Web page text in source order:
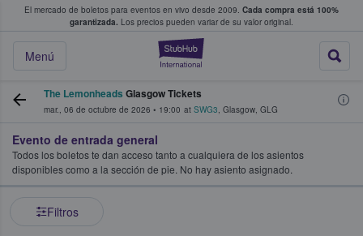
El mercado de boletos para eventos en vivo desde 2009. Cada compra está 100%
garantizada. Los precios pueden variar de su valor original.
StubHub: donde
Menú
fans compran y venden boletos
The Lemonheads Glasgow Tickets
mar., 06 de octubre de 2026 • 19:00 at SWG3, Glasgow, GLG
Evento de entrada general
Todos los boletos te dan acceso tanto a cualquiera de los asientos
disponibles como a la sección de pie. No hay asiento asignado.
Filtros